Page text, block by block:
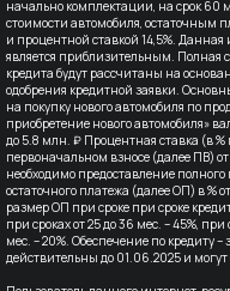
начально комплектации, на срок 60
стоимости автомобиля, остаточным
и процентной ставкой 14,5%.
является приблизительным. Полная
кредита будут рассчитаны на
одобрения кредитной заявки.
на покупку нового автомобиля по
приобретение нового автомобиля»
до 5.8 млн. ₽ Процентная ставка (в %
первоначальном взносе (далее ПВ)
необходимо предоставление
остаточного платежа (далее ОП) в %
размер ОП при сроке при сроке
при сроках от 25 до 36 мес. – 45%,
мес. – 20%. Обеспечение по кредиту
действительны до 01.06.2025 и